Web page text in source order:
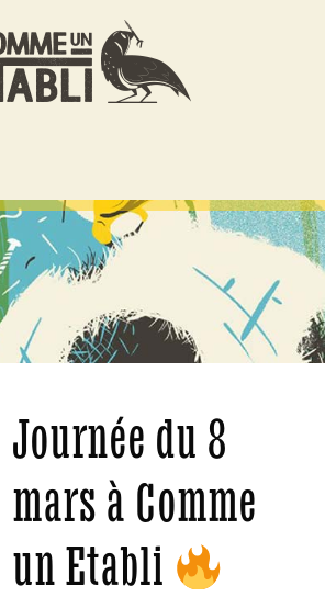
Journée du 8
mars à Comme
un Etabli